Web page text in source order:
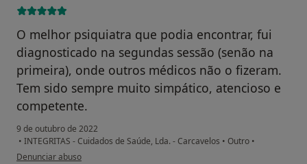
O melhor psiquiatra que podia encontrar, fui
diagnosticado na segundas sessão (senão na
primeira), onde outros médicos não o fizeram.
Tem sido sempre muito simpático, atencioso e
competente.
9 de outubro de 2022
• INTEGRITAS - Cuidados de Saúde, Lda. - Carcavelos • Outro •
na opinião do utilizador João Marin
Denunciar abuso